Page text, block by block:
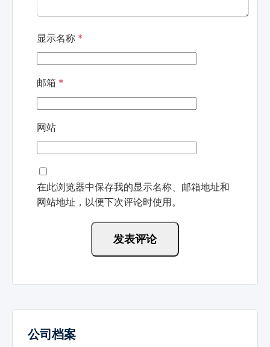
显示名称 *
邮箱 *
网站
在此浏览器中保存我的显示名称、邮箱地址和
网站地址，以便下次评论时使用。
公司档案